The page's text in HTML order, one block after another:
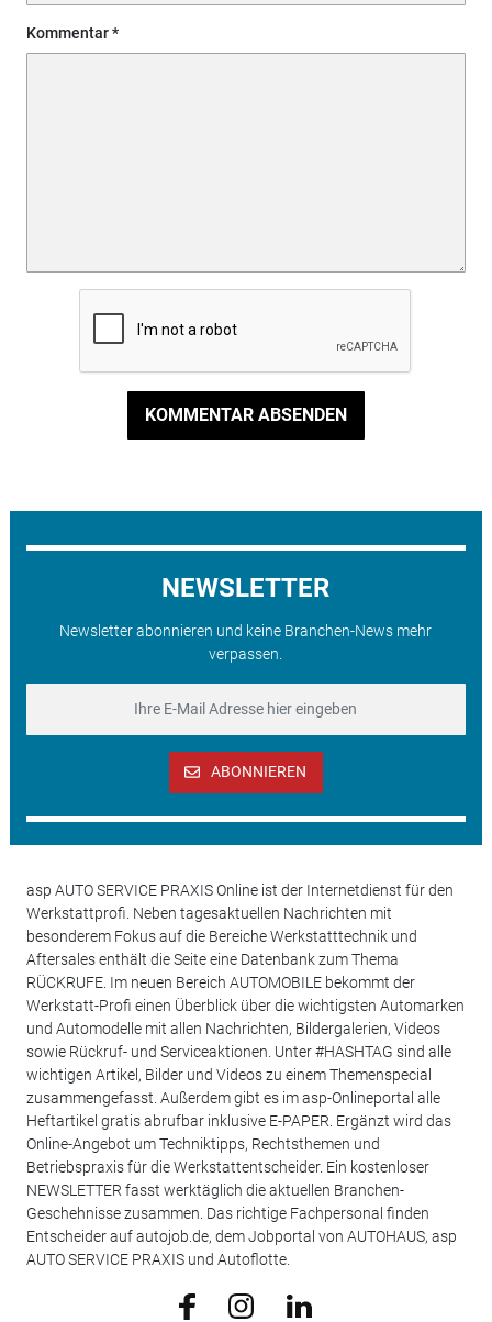
Kommentar
KOMMENTAR ABSENDEN
NEWSLETTER
Newsletter abonnieren und keine Branchen-News mehr
verpassen.
ABONNIEREN
asp AUTO SERVICE PRAXIS Online ist der Internetdienst für den
Werkstattprofi. Neben tagesaktuellen Nachrichten mit
besonderem Fokus auf die Bereiche Werkstatttechnik und
Aftersales enthält die Seite eine Datenbank zum Thema
RÜCKRUFE. Im neuen Bereich AUTOMOBILE bekommt der
Werkstatt-Profi einen Überblick über die wichtigsten Automarken
und Automodelle mit allen Nachrichten, Bildergalerien, Videos
sowie Rückruf- und Serviceaktionen. Unter #HASHTAG sind alle
wichtigen Artikel, Bilder und Videos zu einem Themenspecial
zusammengefasst. Außerdem gibt es im asp-Onlineportal alle
Heftartikel gratis abrufbar inklusive E-PAPER. Ergänzt wird das
Online-Angebot um Techniktipps, Rechtsthemen und
Betriebspraxis für die Werkstattentscheider. Ein kostenloser
NEWSLETTER fasst werktäglich die aktuellen Branchen-
Geschehnisse zusammen. Das richtige Fachpersonal finden
Entscheider auf autojob.de, dem Jobportal von AUTOHAUS, asp
AUTO SERVICE PRAXIS und Autoflotte.